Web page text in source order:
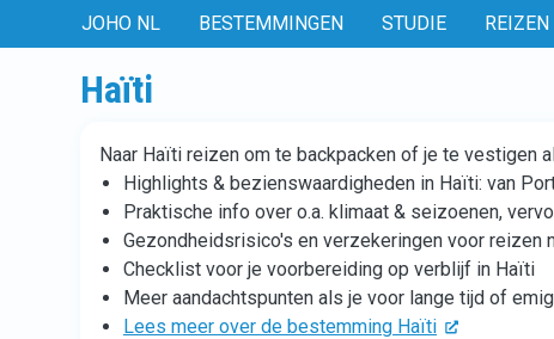
JOHO NL BESTEMMINGEN STUDIE REIZEN
Haïti
Naar Haïti reizen om te backpacken of je te vestigen
Highlights & bezienswaardigheden in Haïti: van
Praktische info over o.a. klimaat & seizoenen,
Gezondheidsrisico's en verzekeringen voor reizen
Checklist voor je voorbereiding op verblijf in Haïti
Meer aandachtspunten als je voor lange tijd of
Lees meer over de bestemming Haïti